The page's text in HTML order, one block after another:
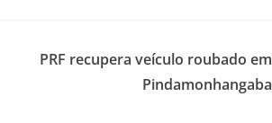
PRF recupera veículo roubado em
Pindamonhangaba